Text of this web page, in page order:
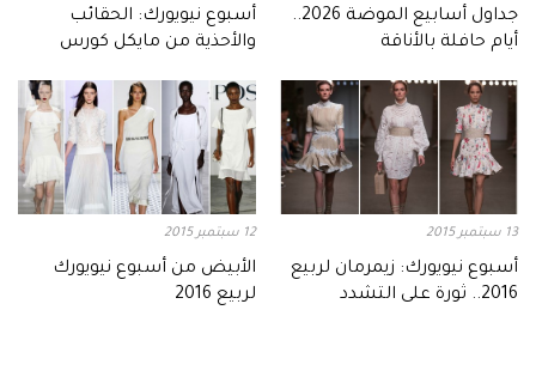
جداول أسابيع الموضة 2026..
أيام حافلة بالأناقة
أسبوع نيويورك: الحقائب
والأحذية من مايكل كورس
13 سبتمبر 2015
أسبوع نيويورك: زيمرمان لربيع
2016.. ثورة على التشدد
12 سبتمبر 2015
الأبيض من أسبوع نيويورك
لربيع 2016